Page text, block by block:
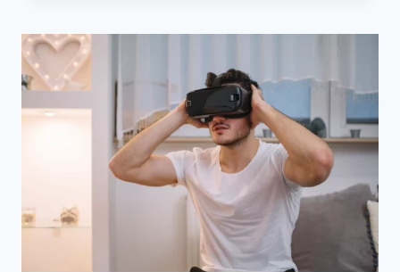
TECHNOLOGIE,
APPLICATIONS